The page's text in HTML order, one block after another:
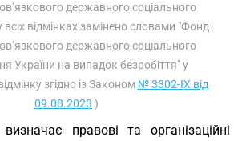
державного соціального
всіх відмінках замінено словами "Фонд
державного соціального
України на випадок безробіття" у
згідно із Законом № 3302-IX від
09.08.2023 )
правові та організаційні